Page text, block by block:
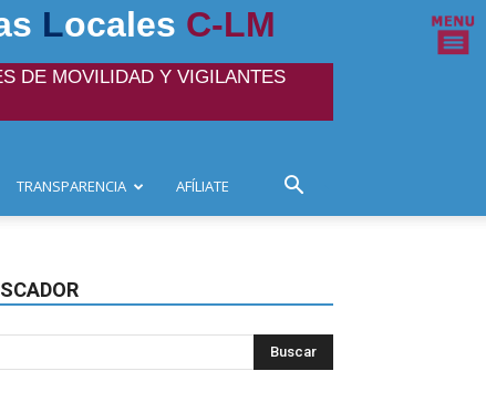
Locales C-LM
DE MOVILIDAD Y VIGILANTES
TRANSPARENCIA AFÍLIATE